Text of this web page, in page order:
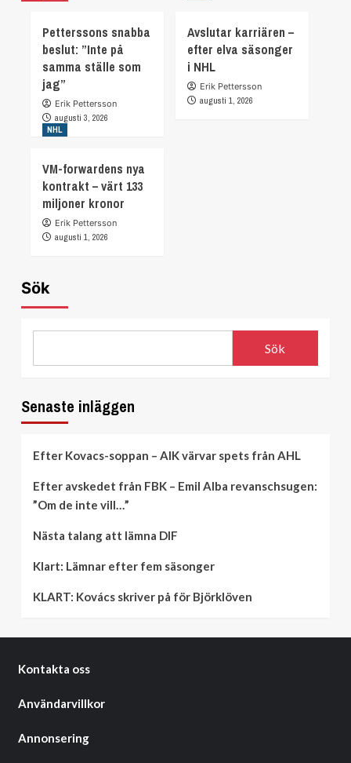
Petterssons snabba
beslut: ”Inte på
samma ställe som
jag”
Erik Pettersson
augusti 3, 2026
Avslutar karriären –
efter elva säsonger
i NHL
Erik Pettersson
augusti 1, 2026
NHL
VM-forwardens nya
kontrakt – värt 133
miljoner kronor
Erik Pettersson
augusti 1, 2026
Sök
Sök
Senaste inläggen
Efter Kovacs-soppan – AIK värvar spets från AHL
Efter avskedet från FBK – Emil Alba revanschsugen:
”Om de inte vill…”
Nästa talang att lämna DIF
Klart: Lämnar efter fem säsonger
KLART: Kovács skriver på för Björklöven
Kontakta oss
Användarvillkor
Annonsering